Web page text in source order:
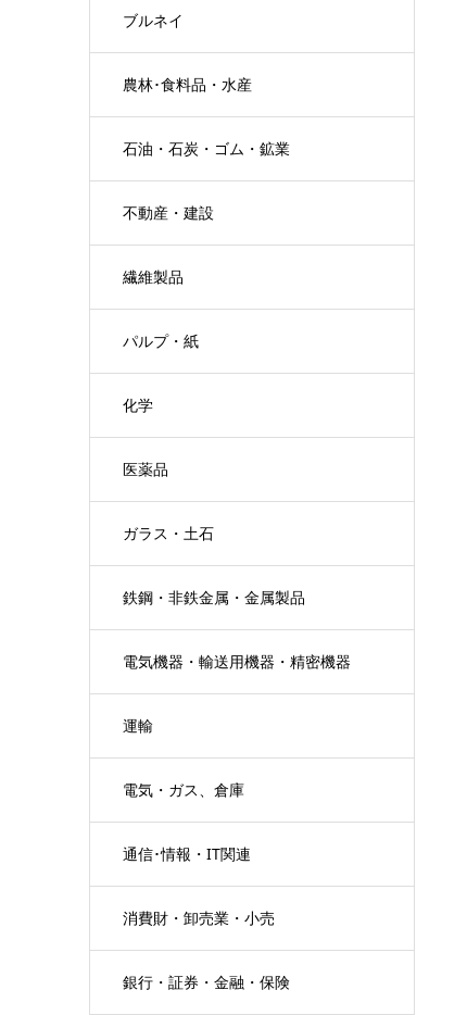
ブルネイ
農林･食料品・水産
石油・石炭・ゴム・鉱業
不動産・建設
繊維製品
パルプ・紙
化学
医薬品
ガラス・土石
鉄鋼・非鉄金属・金属製品
電気機器・輸送用機器・精密機器
運輸
電気・ガス、倉庫
通信･情報・IT関連
消費財・卸売業・小売
銀行・証券・金融・保険